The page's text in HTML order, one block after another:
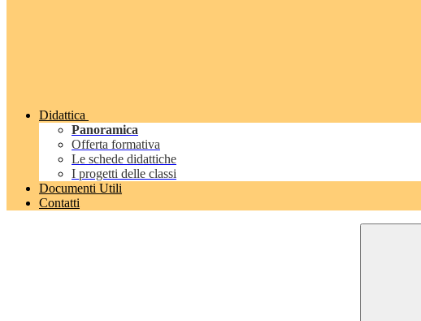
Didattica
Panoramica
Offerta formativa
Le schede didattiche
I progetti delle classi
Documenti Utili
Contatti